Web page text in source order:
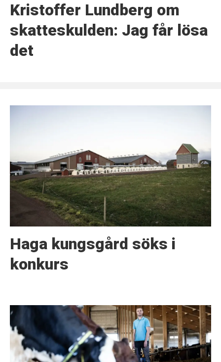
Kristoffer Lundberg om
skatteskulden: Jag får lösa
det
Haga kungsgård söks i
konkurs